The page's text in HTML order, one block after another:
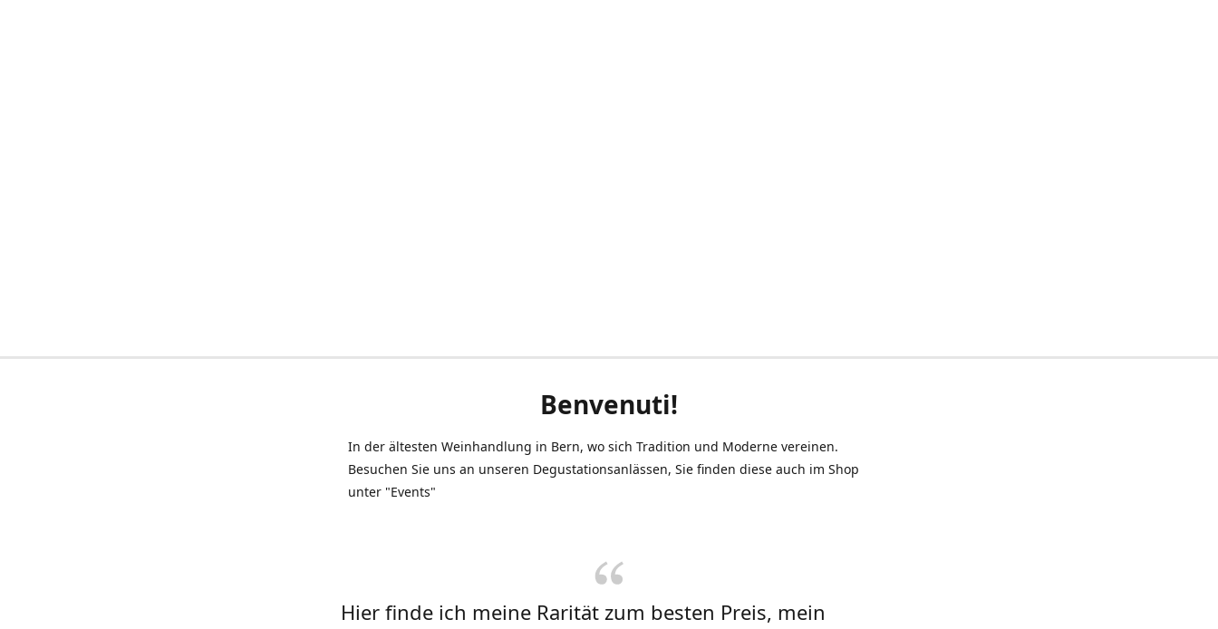
Benvenuti!
In der ältesten Weinhandlung in Bern, wo sich Tradition und Moderne vereinen.
Besuchen Sie uns an unseren Degustationsanlässen, Sie finden diese auch im Shop
unter "Events"
Hier finde ich meine Rarität zum besten Preis, mein